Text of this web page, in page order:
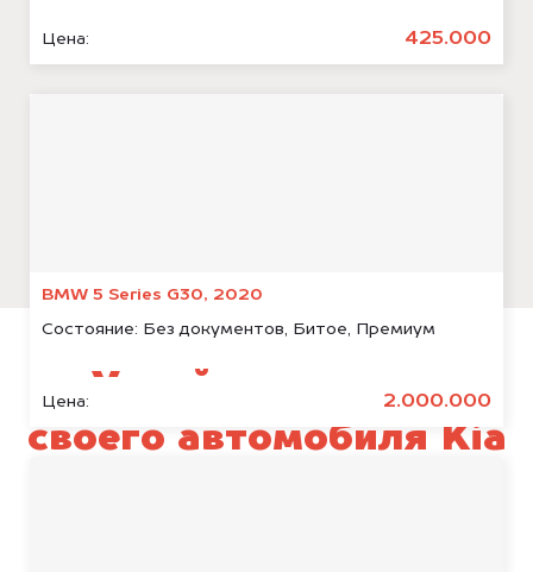
Цена: 425.000
BMW 5 Series G30, 2020
Состояние: Без документов, Битое, Премиум
Цена: 2.000.000
Узнай стоимость
своего автомобиля Kia